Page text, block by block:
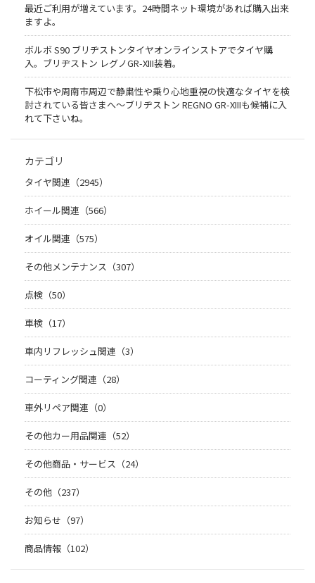
最近ご利用が増えています。24時間ネット環境があれば購入出来
ますよ。
ボルボ S90 ブリヂストンタイヤオンラインストアでタイヤ購
入。ブリヂストン レグノGR-XIII装着。
下松市や周南市周辺で静粛性や乗り心地重視の快適なタイヤを検
討されている皆さまへ〜ブリヂストン REGNO GR-XIIIも候補に入
れて下さいね。
カテゴリ
タイヤ関連（2945）
ホイール関連（566）
オイル関連（575）
その他メンテナンス（307）
点検（50）
車検（17）
車内リフレッシュ関連（3）
コーティング関連（28）
車外リペア関連（0）
その他カー用品関連（52）
その他商品・サービス（24）
その他（237）
お知らせ（97）
商品情報（102）